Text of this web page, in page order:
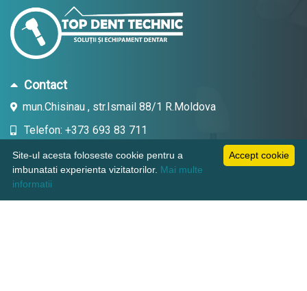
Contact
mun.Chisinau , str.Ismail 88/1 R.Moldova
Telefon: +373 693 83 711
Email: topdent.technic@gmail.com
Accept cookie
Site-ul acesta foloseste cookie pentru a
imbunatati experienta vizitatorilor. Mai multe
informatii